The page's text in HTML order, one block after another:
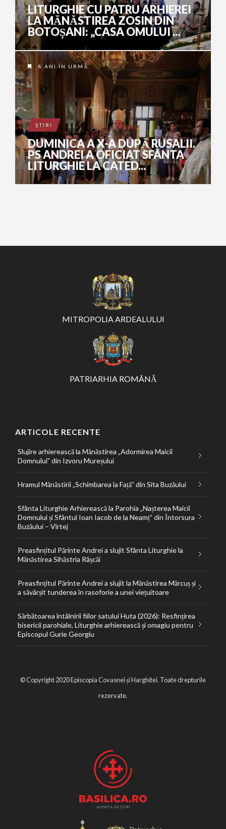
LITURGHIE CU PATRU ARHIEREI
LA MĂNĂSTIREA ZOSIN DIN
BOTOȘANI: „CASA OMULUI ...
8 ANI ÎN URMĂ
ŞTIRI
DUMINICA A X-A DUPĂ RUSALII.
PS ANDREI A OFICIAT SFÂNTA
LITURGHIE LA CATED...
MITROPOLIA ARDEALULUI
PATRIARHIA ROMÂNĂ
ARTICOLE RECENTE
Slujire arhierească la Mănăstirea „Adormirea Maicii
Domnului” din Izvoru Mureșului
Hramul Mănăstirii „Schimbarea la Față” din Sita Buzăului
Sfânta Liturghie Arhierească la Parohia „Nașterea Maicii
Domnului și Sfântul Ioan Iacob de la Neamț” din Întorsura
Buzăului – Vîrtej
Preasfințitul Părinte Andrei a slujit Sfânta Liturghie la
Mănăstirea Sihăstria Râșcăi
Preasfințitul Părinte Andrei a slujit la Mănăstirea Mărcuș și
a săvârșit tunderea în rasoforie a unei viețuitoare
Sărbătoarea întâlnirii fiilor satului Huta (2026): Resfințirea
bisericii parohiale, Liturghie arhierească și omagiu pentru
Episcopul Gurie Georgiu
© Copyright 2020 Episcopia Covasnei și Harghitei. Toate drepturile
rezervate.